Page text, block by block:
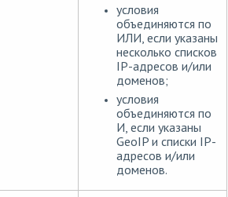
условия
объединяются по
ИЛИ, если указаны
несколько списков
IP-адресов и/или
доменов;
условия
объединяются по
И, если указаны
GeoIP и списки IP-
адресов и/или
доменов.